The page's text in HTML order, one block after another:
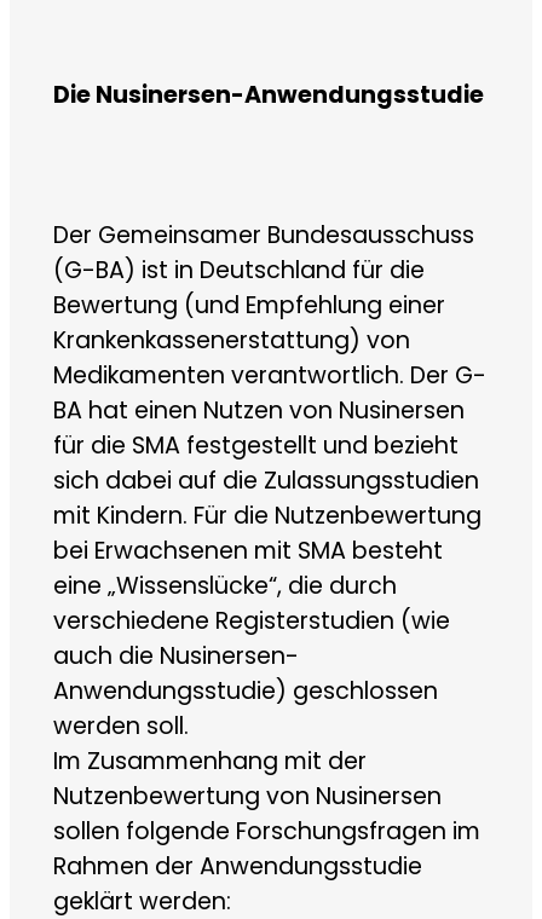
Die Nusinersen-Anwendungsstudie
Der Gemeinsamer Bundesausschuss
(G-BA) ist in Deutschland für die
Bewertung (und Empfehlung einer
Krankenkassenerstattung) von
Medikamenten verantwortlich. Der G-
BA hat einen Nutzen von Nusinersen
für die SMA festgestellt und bezieht
sich dabei auf die Zulassungsstudien
mit Kindern. Für die Nutzenbewertung
bei Erwachsenen mit SMA besteht
eine „Wissenslücke“, die durch
verschiedene Registerstudien (wie
auch die Nusinersen-
Anwendungsstudie) geschlossen
werden soll.
Im Zusammenhang mit der
Nutzenbewertung von Nusinersen
sollen folgende Forschungsfragen im
Rahmen der Anwendungsstudie
geklärt werden: